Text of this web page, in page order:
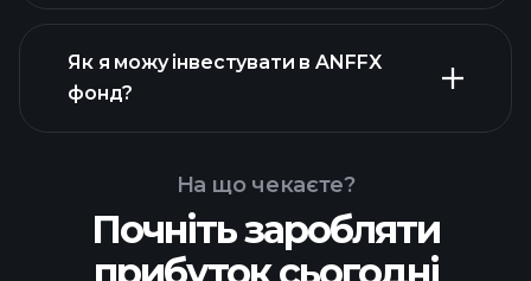
Як я можу інвестувати в ANFFX
фонд?
На що чекаєте?
Почніть заробляти